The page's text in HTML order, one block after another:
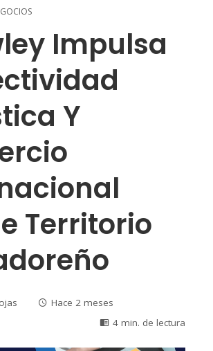
Impulsa
Y
Territorio
Hace 2 meses
4 min. de lectura